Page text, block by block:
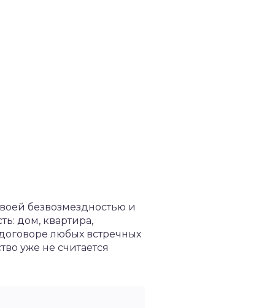
безвозмездностью и
дом, квартира,
любых встречных
уже не считается